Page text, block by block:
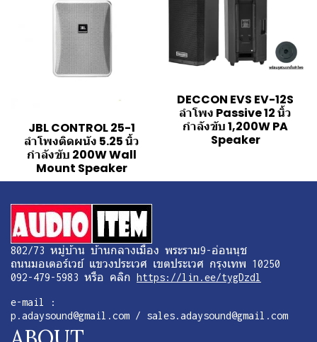
JBL CONTROL 25-1
ลำโพงติดผนัง 5.25 นิ้ว
กำลังขับ 200W Wall
Mount Speaker
DECCON EVS EV-12S
ลำโพง Passive 12 นิ้ว
กำลังขับ 1,200W PA
Speaker
802/73 หมู่บ้าน บ้านกลางเมือง พระราม9-อ่อนนุช
ถนนมอเตอร์เวย์ แขวงประเวศ เขตประเวศ กรุงเทพ 10250
092-479-5983 หรือ คลิก https://lin.ee/tygDzdl
e-mail :
p.adaysound@gmail.com / sales.adaysound@gmail.com